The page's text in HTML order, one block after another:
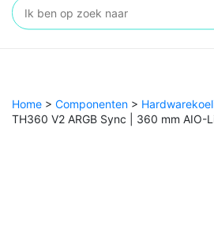
Zoeken:
Home > Componenten >
TH360 V2 ARGB Sync | 360 mm AIO-